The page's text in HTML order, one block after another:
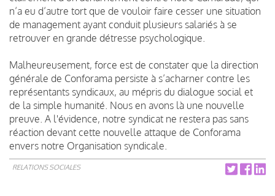
n’a eu d’autre tort que de vouloir faire cesser une situation
de management ayant conduit plusieurs salariés à se
retrouver en grande détresse psychologique.
Malheureusement, force est de constater que la direction
générale de Conforama persiste à s’acharner contre les
représentants syndicaux, au mépris du dialogue social et
de la simple humanité. Nous en avons là une nouvelle
preuve. A l'évidence, notre syndicat ne restera pas sans
réaction devant cette nouvelle attaque de Conforama
envers notre Organisation syndicale.
RELATIONS SOCIALES